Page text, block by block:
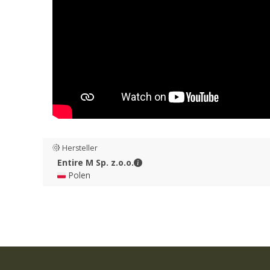
Hersteller
Entire M Sp. z.o.o.
Entire M Sp. z.o.o. -
🇵🇱 Polen